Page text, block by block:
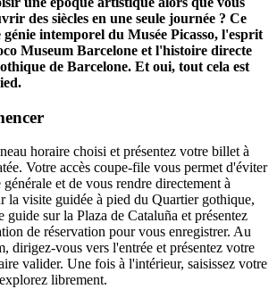
des siècles en une seule journée ? Ce
génie intemporel du Musée Picasso, l'esprit
Museum Barcelone et l'histoire directe
de Barcelone. Et oui, tout cela est
horaire choisi et présentez votre billet à
Votre accès coupe-file vous permet d'éviter
et de vous rendre directement à
la visite guidée à pied du Quartier gothique,
guide sur la Plaza de Cataluña et présentez
de réservation pour vous enregistrer. Au
dirigez-vous vers l'entrée et présentez votre
valider. Une fois à l'intérieur, saisissez votre
librement.